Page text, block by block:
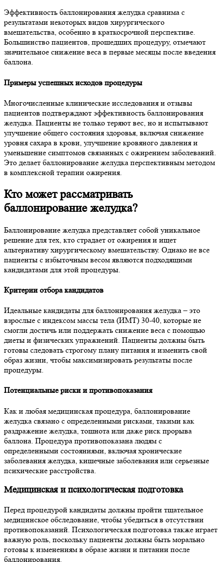
Эффективность баллонирования желудка сравнима с
результатами некоторых видов хирургического
вмешательства, особенно в краткосрочной перспективе.
Большинство пациентов, прошедших процедуру, отмечают
значительное снижение веса в первые месяцы после введения
баллона.
Примеры успешных исходов процедуры
Многочисленные клинические исследования и отзывы
пациентов подтверждают эффективность баллонирования
желудка. Пациенты не только теряют вес, но и испытывают
улучшение общего состояния здоровья, включая снижение
уровня сахара в крови, улучшение кровяного давления и
уменьшение симптомов связанных с ожирением заболеваний.
Это делает баллонирование желудка перспективным методом
в комплексной терапии ожирения.
Кто может рассматривать
баллонирование желудка?
Баллонирование желудка представляет собой уникальное
решение для тех, кто страдает от ожирения и ищет
альтернативу хирургическому вмешательству. Однако не все
пациенты с избыточным весом являются подходящими
кандидатами для этой процедуры.
Критерии отбора кандидатов
Идеальные кандидаты для баллонирования желудка – это
взрослые с индексом массы тела (ИМТ) 30-40, которые не
смогли достичь или поддержать снижение веса с помощью
диеты и физических упражнений. Пациенты должны быть
готовы следовать строгому плану питания и изменить свой
образ жизни, чтобы максимизировать результаты после
процедуры.
Потенциальные риски и противопоказания
Как и любая медицинская процедура, баллонирование
желудка связано с определенными рисками, такими как
раздражение желудка, тошнота или даже риск прорыва
баллона. Процедура противопоказана людям с
определенными состояниями, включая хронические
заболевания желудка, кишечные заболевания или серьезные
психические расстройства.
Медицинская и психологическая подготовка
Перед процедурой кандидаты должны пройти тщательное
медицинское обследование, чтобы убедиться в отсутствии
противопоказаний. Психологическая подготовка также играет
важную роль, поскольку пациенты должны быть морально
готовы к изменениям в образе жизни и питании после
баллонирования.